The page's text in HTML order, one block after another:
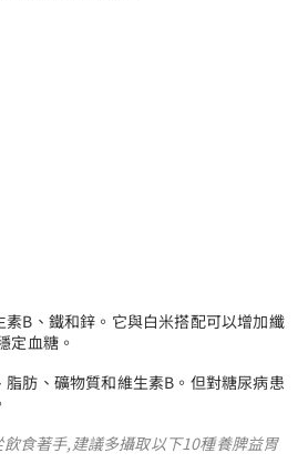
B、鐵和鋅。它與白米搭配可以增加纖
定血糖。
肪、礦物質和維生素B。但對糖尿病患
飲食著手,建議多攝取以下10種養脾益胃